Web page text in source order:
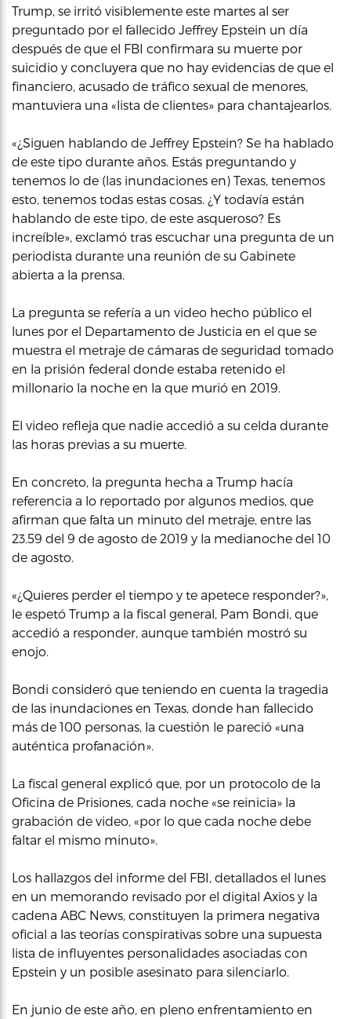
Trump, se irritó visiblemente este martes al ser
preguntado por el fallecido Jeffrey Epstein un día
después de que el FBI confirmara su muerte por
suicidio y concluyera que no hay evidencias de que el
financiero, acusado de tráfico sexual de menores,
mantuviera una «lista de clientes» para chantajearlos.
«¿Siguen hablando de Jeffrey Epstein? Se ha hablado
de este tipo durante años. Estás preguntando y
tenemos lo de (las inundaciones en) Texas, tenemos
esto, tenemos todas estas cosas. ¿Y todavía están
hablando de este tipo, de este asqueroso? Es
increíble», exclamó tras escuchar una pregunta de un
periodista durante una reunión de su Gabinete
abierta a la prensa.
La pregunta se refería a un video hecho público el
lunes por el Departamento de Justicia en el que se
muestra el metraje de cámaras de seguridad tomado
en la prisión federal donde estaba retenido el
millonario la noche en la que murió en 2019.
El video refleja que nadie accedió a su celda durante
las horas previas a su muerte.
En concreto, la pregunta hecha a Trump hacía
referencia a lo reportado por algunos medios, que
afirman que falta un minuto del metraje, entre las
23.59 del 9 de agosto de 2019 y la medianoche del 10
de agosto.
«¿Quieres perder el tiempo y te apetece responder?»,
le espetó Trump a la fiscal general, Pam Bondi, que
accedió a responder, aunque también mostró su
enojo.
Bondi consideró que teniendo en cuenta la tragedia
de las inundaciones en Texas, donde han fallecido
más de 100 personas, la cuestión le pareció «una
auténtica profanación».
La fiscal general explicó que, por un protocolo de la
Oficina de Prisiones, cada noche «se reinicia» la
grabación de video, «por lo que cada noche debe
faltar el mismo minuto».
Los hallazgos del informe del FBI, detallados el lunes
en un memorando revisado por el digital Axios y la
cadena ABC News, constituyen la primera negativa
oficial a las teorías conspirativas sobre una supuesta
lista de influyentes personalidades asociadas con
Epstein y un posible asesinato para silenciarlo.
En junio de este año, en pleno enfrentamiento en